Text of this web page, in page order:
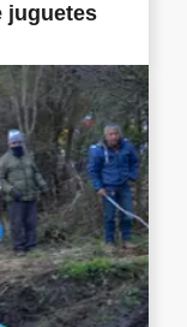
juguetes